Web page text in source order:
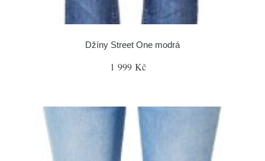
Džíny Street One modrá
1 999 Kč